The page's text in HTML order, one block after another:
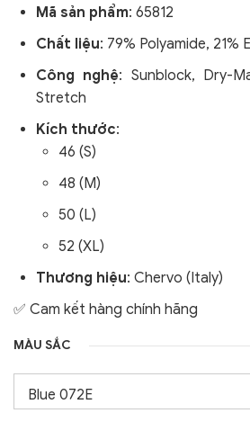
Mã sản phẩm: 65812
Chất liệu: 79% Polyamide, 21%
Công nghệ: Sunblock, Dry-
Stretch
Kích thước:
46 (S)
48 (M)
50 (L)
52 (XL)
Thương hiệu: Chervo (Italy)
✅ Cam kết hàng chính hãng
MÀU SẮC